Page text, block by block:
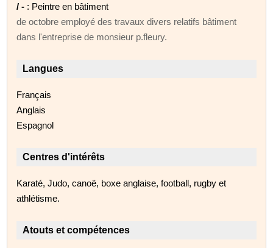
/ - : Peintre en bâtiment
de octobre employé des travaux divers relatifs bâtiment
dans l'entreprise de monsieur p.fleury.
Langues
Français
Anglais
Espagnol
Centres d'intérêts
Karaté, Judo, canoë, boxe anglaise, football, rugby et
athlétisme.
Atouts et compétences